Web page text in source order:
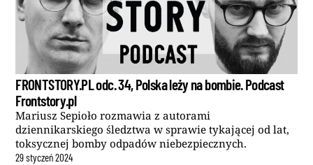
FRONTSTORY.PL odc. 34, Polska leży na bombie. Podcast
Frontstory.pl
Mariusz Sepioło rozmawia z autorami
dziennikarskiego śledztwa w sprawie tykającej od lat,
toksycznej bomby odpadów niebezpiecznych.
29styczeń2024